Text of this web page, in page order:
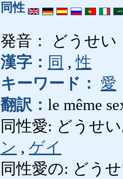
同性
発音： どうせい
漢字： 同 ,性
キーワード：
愛
翻訳： le même
同性愛: どうせ
ン , ゲイ
同性愛の: どう